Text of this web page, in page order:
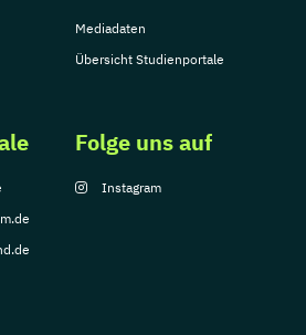
Mediadaten
Übersicht Studienportale
Folge uns auf
Instagram